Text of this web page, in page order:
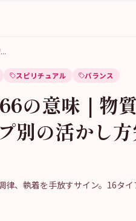
...
スピリチュアル バランス
の意味｜物
別の活かし方
、執着を手放すサイン。16タ